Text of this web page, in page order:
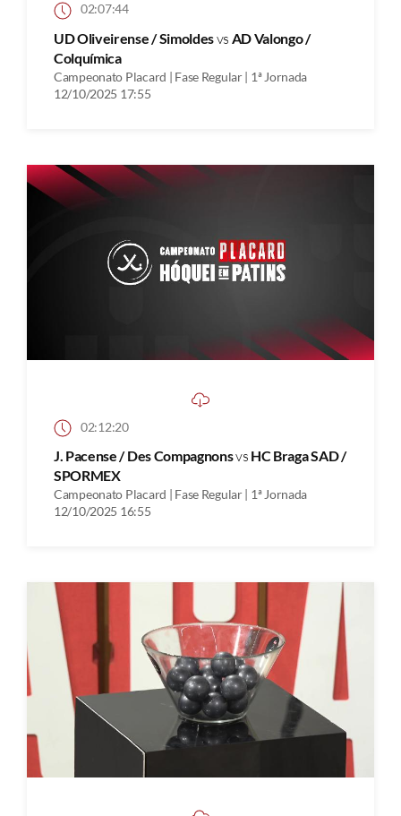
02:07:44
UD Oliveirense / Simoldesvs AD Valongo /
Colquímica
Campeonato Placard | Fase Regular | 1ª Jornada
12/10/2025 17:55
02:12:20
J. Pacense / Des Compagnonsvs HC Braga SAD /
SPORMEX
Campeonato Placard | Fase Regular | 1ª Jornada
12/10/2025 16:55